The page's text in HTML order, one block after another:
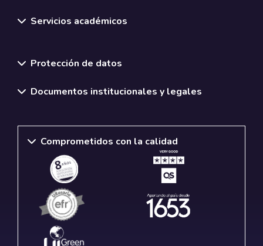
Servicios académicos
Protección de datos
Documentos institucionales y legales
Comprometidos con la calidad